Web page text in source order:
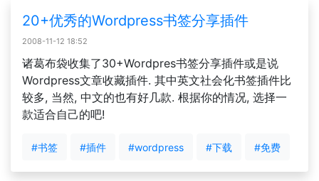
20+优秀的Wordpress书签分享插件
2008-11-12 18:52
诸葛布袋收集了30+Wordpres书签分享插件或是说
Wordpress文章收藏插件. 其中英文社会化书签插件比
较多, 当然, 中文的也有好几款. 根据你的情况, 选择一
款适合自己的吧!
#书签 #插件 #wordpress #下载 #免费